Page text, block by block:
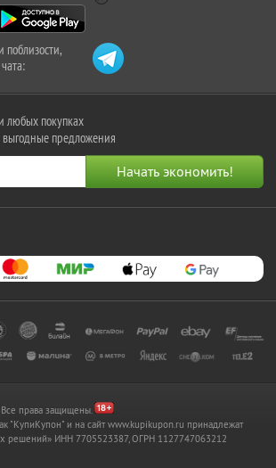
любых покупках
предложения
права защищены.
"КупиКупон" и на сайт www.kupikupon.ru принадлежат
решений» ИНН 7705523387, ОГРН 1127747063212